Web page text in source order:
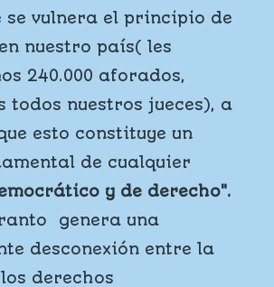
se vulnera el principio de
nuestro país( les
240.000 aforados,
todos nuestros jueces), a
esto constituye un
de cualquier
y de derecho".
genera una
desconexión entre la
derechos